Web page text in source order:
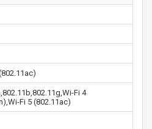
Fi 4
Fi 5 (802.11ac)